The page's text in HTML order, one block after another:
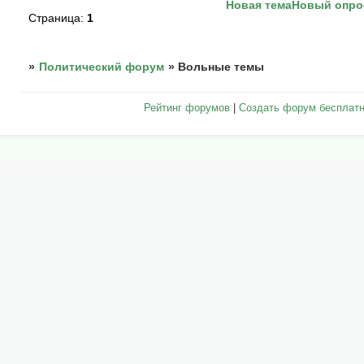
Новая темаНовый
Страница: 1
» Политический форум » Вольные темы
Рейтинг форумов |Создать форум